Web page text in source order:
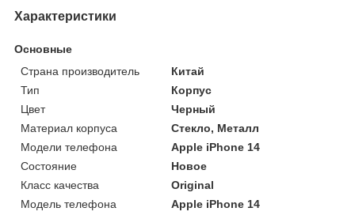
Характеристики
Основные
Страна производитель
Китай
Тип
Корпус
Цвет
Черный
Материал корпуса
Стекло, Металл
Модели телефона
Apple iPhone 14
Состояние
Новое
Класс качества
Original
Модель телефона
Apple iPhone 14